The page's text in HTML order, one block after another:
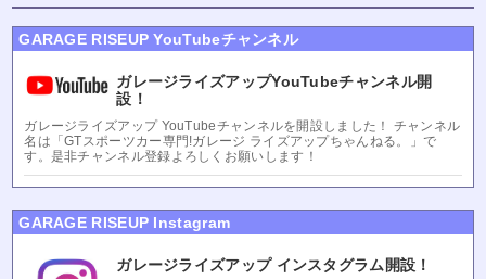
GARAGE RISEUP YouTubeチャンネル
ガレージライズアップYouTubeチャンネル開
設！
ガレージライズアップ YouTubeチャンネルを開設しました！ チャンネル
名は「GTスポーツカー専門!ガレージ ライズアップちゃんねる。」で
す。是非チャンネル登録よろしくお願いします！
GARAGE RISEUP Instagram
ガレージライズアップ インスタグラム開設！